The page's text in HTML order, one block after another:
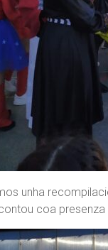
unha
coa presenza